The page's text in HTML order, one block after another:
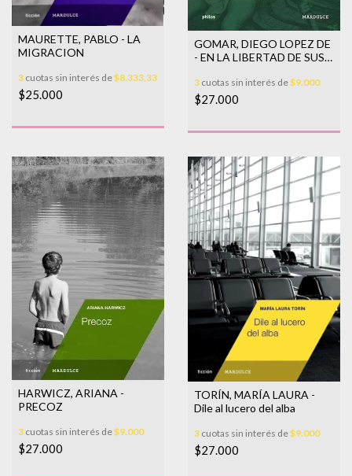
MAURETTE, PABLO - LA
MIGRACION
3 cuotas sin interés de$8.333,33
$25.000
GOMAR, DIEGO LOPEZ DE
- EN LA LIBERTAD DE SUS
3 cuotas sin interés de$9.000
$27.000
HARWICZ, ARIANA -
PRECOZ
3 cuotas sin interés de$9.000
$27.000
TORÍN, MARÍA LAURA -
Dile al lucero del alba
3 cuotas sin interés de$9.000
$27.000